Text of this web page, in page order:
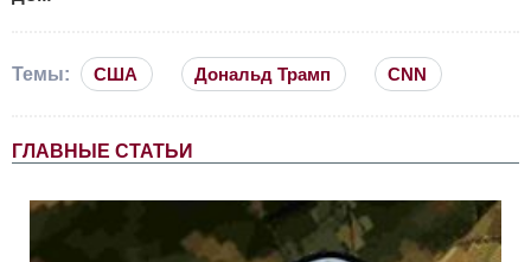
Темы: США Дональд Трамп CNN
ГЛАВНЫЕ СТАТЬИ